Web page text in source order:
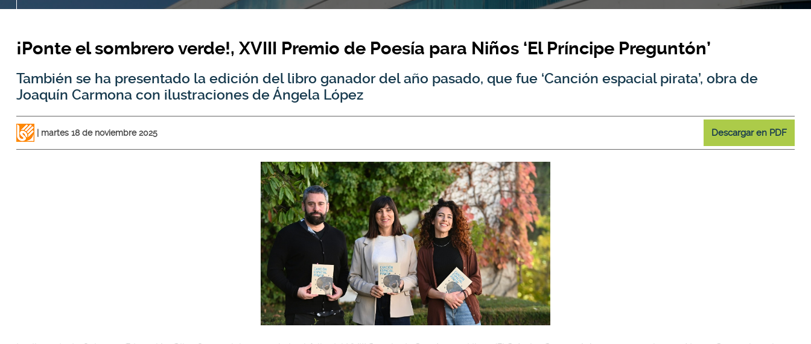
¡Ponte el sombrero verde!, XVIII Premio de Poesía para Niños ‘El Príncipe Preguntón’
También se ha presentado la edición del libro ganador del año pasado, que fue ‘Canción espacial pirata’, obra de
Joaquín Carmona con ilustraciones de Ángela López
martes 18 de noviembre 2025 Descargar en PDF